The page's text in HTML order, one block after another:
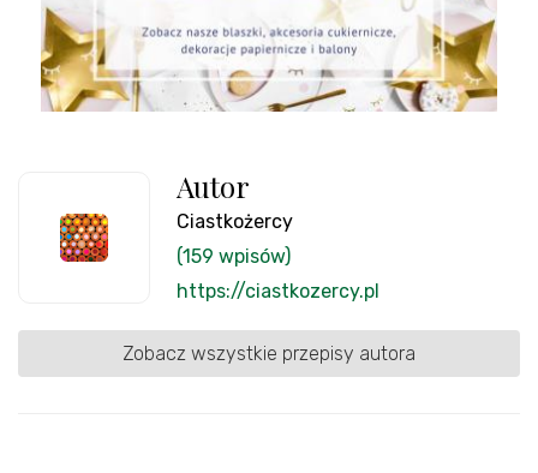
Autor
Ciastkożercy
(159 wpisów)
https://ciastkozercy.pl
Zobacz wszystkie przepisy autora